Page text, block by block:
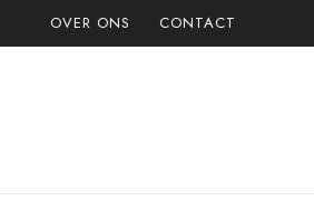
Doorgaan
naar
OVER ONS CONTACT